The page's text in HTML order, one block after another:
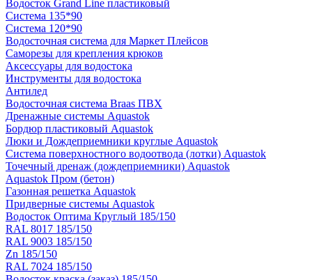
Водосток Grand Line пластиковый
Система 135*90
Система 120*90
Водосточная система для Маркет Плейсов
Саморезы для крепления крюков
Аксессуары для водостока
Инструменты для водостока
Антилед
Водосточная система Braas ПВХ
Дренажные системы Aquastok
Бордюр пластиковый Aquastok
Люки и Дождеприемники круглые Aquastok
Система поверхностного водоотвода (лотки) Aquastok
Точечный дренаж (дождеприемники) Aquastok
Aquastok Пром (бетон)
Газонная решетка Aquastok
Придверные системы Aquastok
Водосток Оптима Круглый 185/150
RAL 8017 185/150
RAL 9003 185/150
Zn 185/150
RAL 7024 185/150